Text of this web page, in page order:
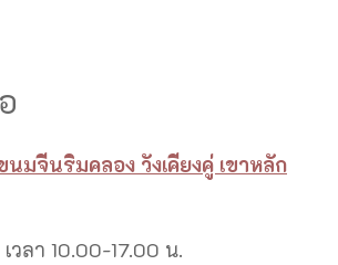
มจีนริมคลอง วังเคียงคู่ เขาหลัก
วลา 10.00-17.00 น.